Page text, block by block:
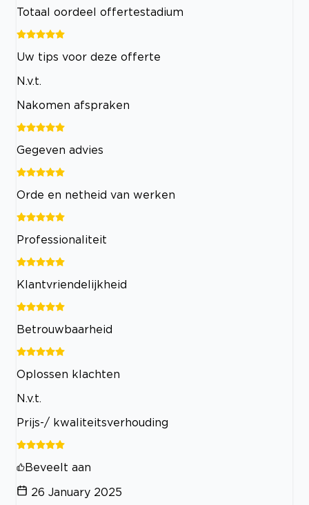
Totaal oordeel offertestadium
Uw tips voor deze offerte
N.v.t.
Nakomen afspraken
Gegeven advies
Orde en netheid van werken
Professionaliteit
Klantvriendelijkheid
Betrouwbaarheid
Oplossen klachten
N.v.t.
Prijs-/ kwaliteitsverhouding
Beveelt aan
26 January 2025